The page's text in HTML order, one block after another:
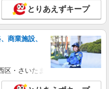
とりあえずキープ
商業施設、
区・さいたま市岩槻区・久喜市・